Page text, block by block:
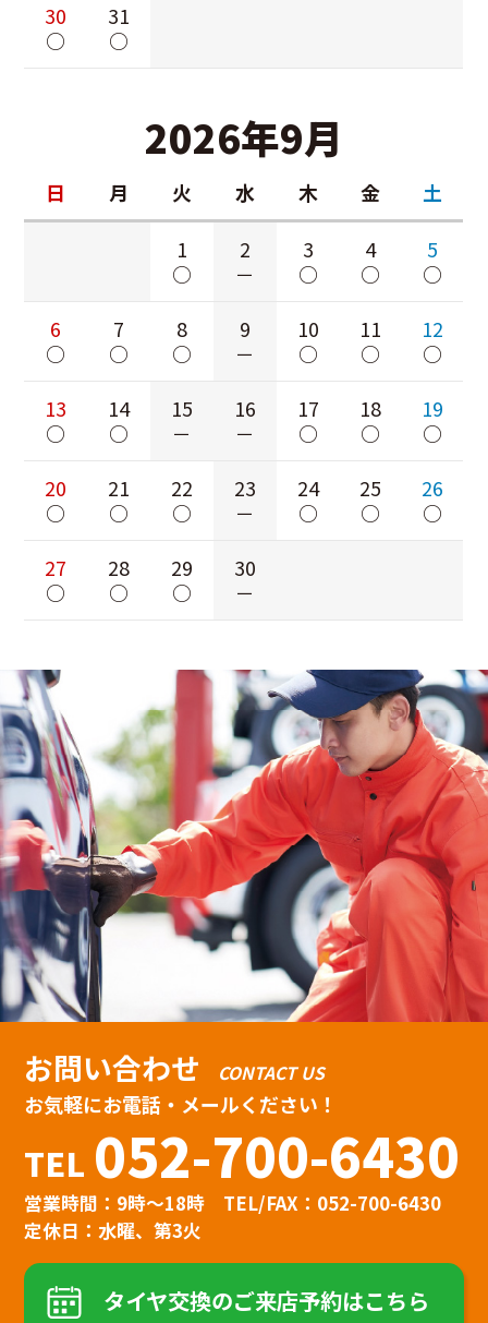
30
○
31
○
2026年9月
日 月 火 水 木 金
土
1
○
2
－
3
○
4
○
5
○
6
○
7
○
8
○
9
－
10
○
11
○
12
○
13
○
14
○
15
－
16
－
17
○
18
○
19
○
20
○
21
○
22
○
23
－
24
○
25
○
26
○
27
○
28
○
29
○
30
－
お問い合わせ CONTACT US
お気軽にお電話・メールください！
TEL 052-700-6430
営業時間：9時〜18時
TEL/FAX：052-700-6430
定休日：水曜、第3火
タイヤ交換のご来店予約はこちら